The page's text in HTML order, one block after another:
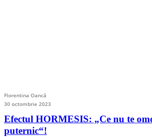
Florentina Oancă
30 octombrie 2023
Efectul HORMESIS: „Ce nu te
puternic“!